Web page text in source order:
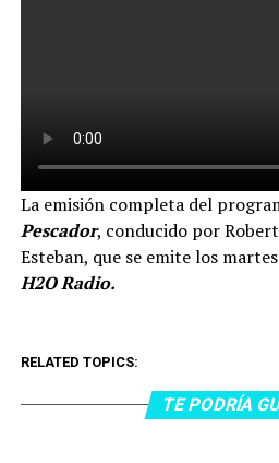
La emisión completa del
Pescador, conducido por
Esteban, que se emite los
H2O Radio.
RELATED TOPICS:
TE PODRÍA